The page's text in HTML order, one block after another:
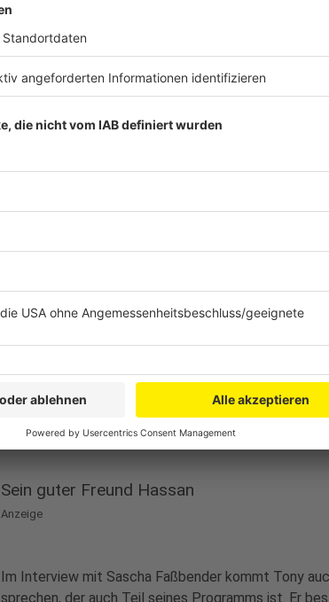
Kind sagte, er sei wie ein Fallschirmspringer - in dem
einen Rucksack mit Infusionszufuhr - bei sich
Begleiter, über ihn wird er künstlich ernährt. Die
Referenz an jenen Arzt, dem er sein Leben verdankt.
Die Krankheit Kurzdarmsyndrom
Tony Bauer leidet an einem Kurzdarmsyndrom:
seiner Kindheit - bei dem ein Großteil des
parenterale Ernährung angewiesen. Dafür trägt er
verbunden über einen Schlauch. In der
unter Erblindung und weiteren gesundheitlichen
er offen damit auf und verabschiedete sich etwa
bewusst mit entblößtem Hautteil, um seine
Sein guter Freund Hassan
Anzeige
Im Interview mit Sascha Faßbender kommt Tony
sprechen, der auch Teil seines Programms ist. Er